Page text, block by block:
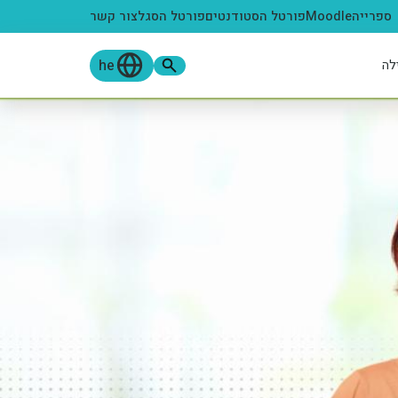
ספרייהMoodleפורטל הסטודנטיםפורטל הסגלצור קשר
he